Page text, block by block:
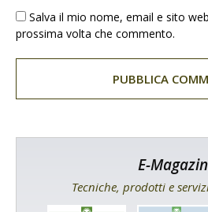
Salva il mio nome, email e sito
prossima volta che commento.
E-
Tecniche, prodotti e